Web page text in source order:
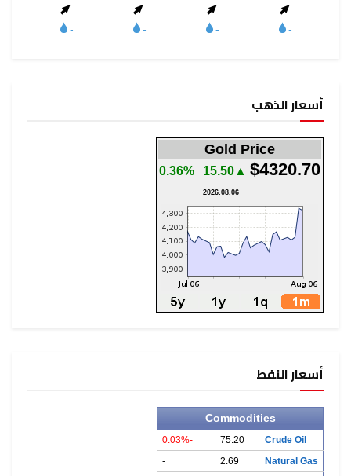
أسعار الذهب
Gold Price
$4320.70
▲15.50
0.36%
2026.08.06
أسعار النفط
Commodities
Crude Oil
75.20
-0.03%
Natural Gas
2.69
-